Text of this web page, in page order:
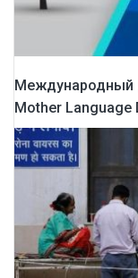
Международный
Mother Language